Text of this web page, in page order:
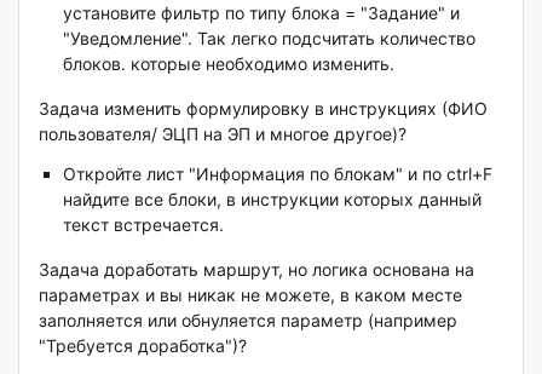
установите фильтр по типу блока = "Задание" и
"Уведомление". Так легко подсчитать количество
блоков. которые необходимо изменить.
Задача изменить формулировку в инструкциях (ФИО
пользователя/ ЭЦП на ЭП и многое другое)?
Откройте лист "Информация по блокам" и по ctrl+F
найдите все блоки, в инструкции которых данный
текст встречается.
Задача доработать маршрут, но логика основана на
параметрах и вы никак не можете, в каком месте
заполняется или обнуляется параметр (например
"Требуется доработка")?